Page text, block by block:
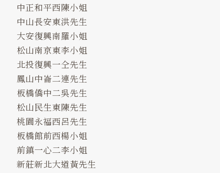
中正和平西陳小姐
中山長安東洪先生
大安復興南羅小姐
松山南京東李小姐
北投復興一仝先生
鳳山中崙二連先生
板橋僑中二吳先生
松山民生東陳先生
桃園永福西呂先生
板橋館前西楊小姐
前鎮一心二李小姐
新莊新北大道黃先生